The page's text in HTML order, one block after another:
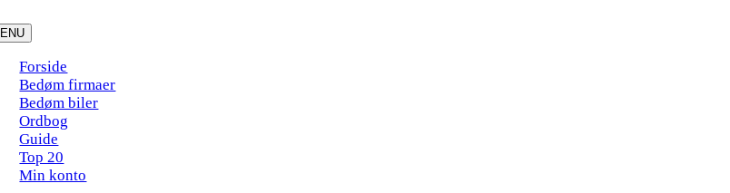
to
content
Forside
Bedøm firmaer
Bedøm biler
Ordbog
Guide
Top 20
Min konto